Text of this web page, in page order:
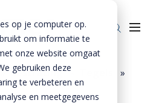
op je computer op.
om informatie te
onze website omgaat
gebruiken deze
te verbeteren en
en meetgegevens
Bestrating »
»